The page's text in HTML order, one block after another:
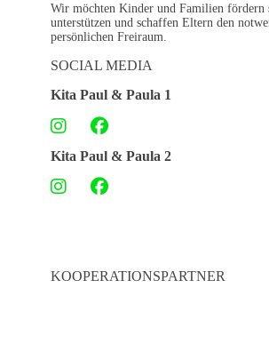
Wir möchten Kinder und Familien fördern
unterstützen und schaffen Eltern den
persönlichen Freiraum.
SOCIAL MEDIA
Kita Paul & Paula 1
Kita Paul & Paula 2
KOOPERATIONSPARTNER